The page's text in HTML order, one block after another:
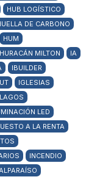
HUB LOGÍSTICO
DE CARBONO
HUM
HURACÁN MILTON
IA
IBUILDER
IGLESIAS
LED
A LA RENTA
INCENDIO